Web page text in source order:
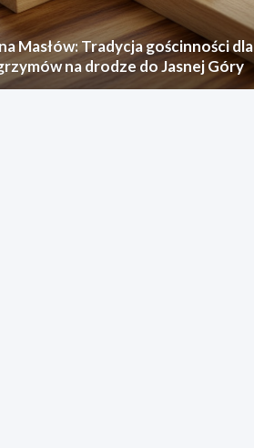
Masłów: Tradycja gościnności dla
na drodze do Jasnej Góry